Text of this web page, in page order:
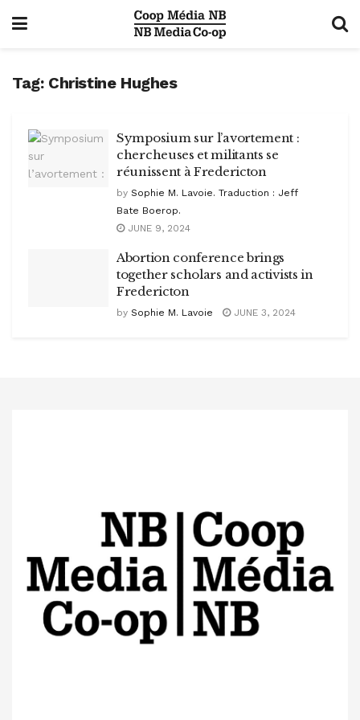
Tag: Christine Hughes
Symposium sur l’avortement :
chercheuses et militants se
réunissent à Fredericton
by Sophie M. Lavoie. Traduction : Jeff
Bate Boerop.
JUNE 9, 2024
Abortion conference brings
together scholars and activists in
Fredericton
by Sophie M. Lavoie JUNE 3, 2024